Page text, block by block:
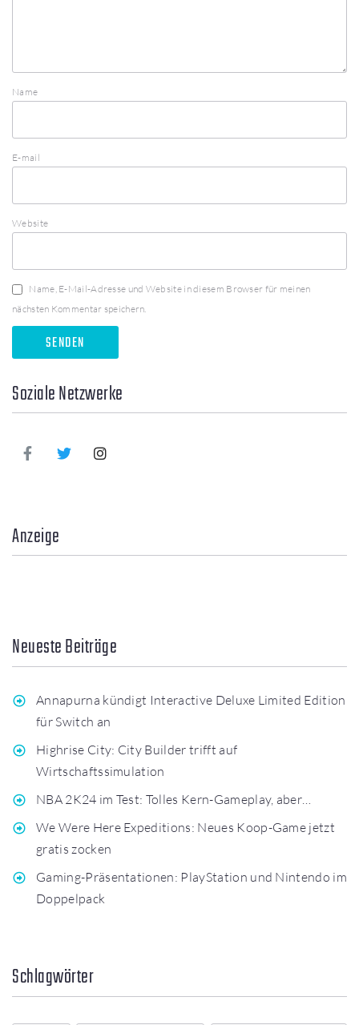
Name
E-mail
Website
Name, E-Mail-Adresse und Website in diesem Browser für meinen
nächsten Kommentar speichern.
Soziale Netzwerke
Anzeige
Neueste Beiträge
Annapurna kündigt Interactive Deluxe Limited Edition
für Switch an
Highrise City: City Builder trifft auf
Wirtschaftssimulation
NBA 2K24 im Test: Tolles Kern-Gameplay, aber…
We Were Here Expeditions: Neues Koop-Game jetzt
gratis zocken
Gaming-Präsentationen: PlayStation und Nintendo im
Doppelpack
Schlagwörter